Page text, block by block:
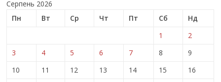
Серпень 2026
Пн
Вт Ср Чт Пт Сб
Нд
1
2
3
4 5 6 7 8
9
10
11 12 13 14 15
16